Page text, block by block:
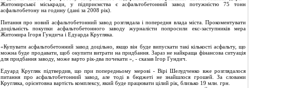
Житомирської міськради, у підприємства є асфальтобетонний завод потужністю 75 тонн
асфальтобетону на годину (дані за 2008 рік).
Питання про новий асфальтобетонний завод розглядала і попередня влада міста. Прокоментувати
доцільність покупки асфальтобетонного заводу журналісти попросили екс-заступників мера
Житомира Ігоря Гундича і Едуарда Кругляка.
«Купувати асфальтобетонний завод доцільно, якщо він буде випускати такі кількості асфальту, що
можна буде продавати, щоб окупити витрати на придбання. Зараз не найкраща фінансова ситуація
для придбання заводу, може варто рік-два почекати », - сказав Ігор Гундич.
Едуард Кругляк підтвердив, що при попередньому мерові - Вірі Шелудченко вже розглядалося
питання про асфальтобетонний завод, але тоді в бюджеті не знайшлося грошей. За словами
Кругляка, орієнтовна вартість комплексу, який буде працювати цілий рік, близько 19 млн. грн.